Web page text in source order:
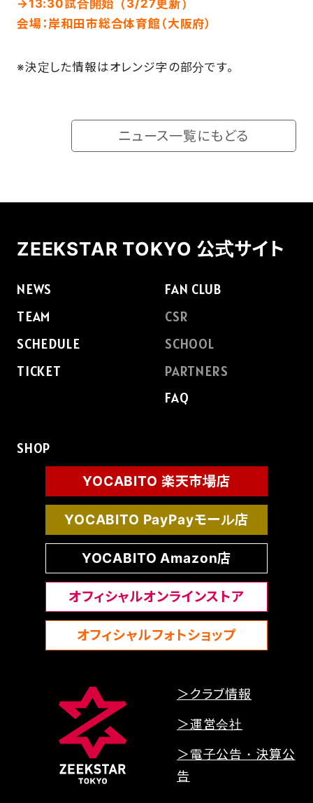
CONTACT
→13:30試合開始（3/27更新）
会場：岸和田市総合体育館（大阪府）
※決定した情報はオレンジ字の部分です。
ニュース一覧にもどる
ZEEKSTAR TOKYO 公式サイト
NEWS
TEAM
SCHEDULE
TICKET
FAN CLUB
CSR
SCHOOL
PARTNERS
FAQ
SHOP
YOCABITO 楽天市場店
YOCABITO PayPayモール店
YOCABITO Amazon店
オフィシャルオンラインストア
オフィシャルフォトショップ
＞クラブ情報
＞運営会社
＞電子公告・決算公
告